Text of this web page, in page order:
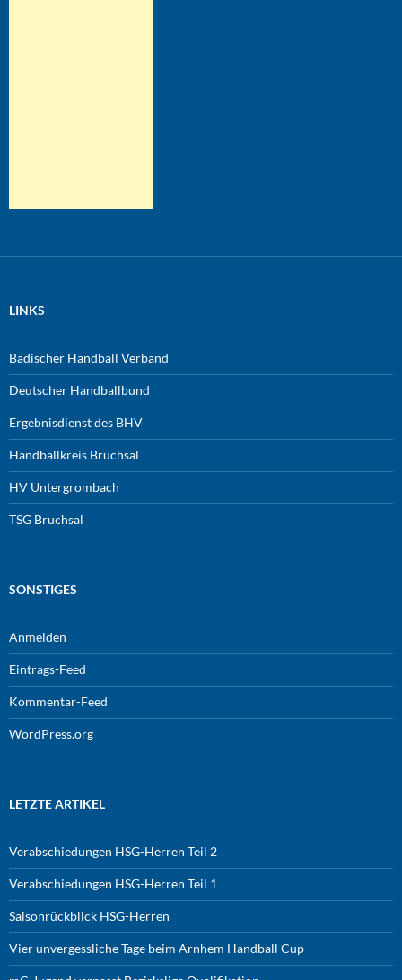
LINKS
Badischer Handball Verband
Deutscher Handballbund
Ergebnisdienst des BHV
Handballkreis Bruchsal
HV Untergrombach
TSG Bruchsal
SONSTIGES
Anmelden
Eintrags-Feed
Kommentar-Feed
WordPress.org
LETZTE ARTIKEL
Verabschiedungen HSG-Herren Teil 2
Verabschiedungen HSG-Herren Teil 1
Saisonrückblick HSG-Herren
Vier unvergessliche Tage beim Arnhem Handball Cup